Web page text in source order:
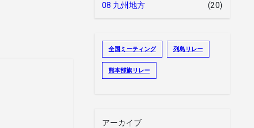
08 九州地方 (20)
全国ミーティング 列島リレー
熊本部旗リレー
アーカイブ